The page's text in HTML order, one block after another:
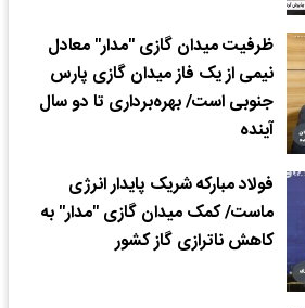
ظرفیت میدان گازی "مدار" معادل
نیمی از یک فاز میدان گازی پارس
جنوبی است/ بهره‌برداری تا دو سال
آینده
فولاد مبارکه شریک پایدار انرژی
ماست/ کمک میدان گازی "مدار" به
کاهش ناترازی گاز کشور